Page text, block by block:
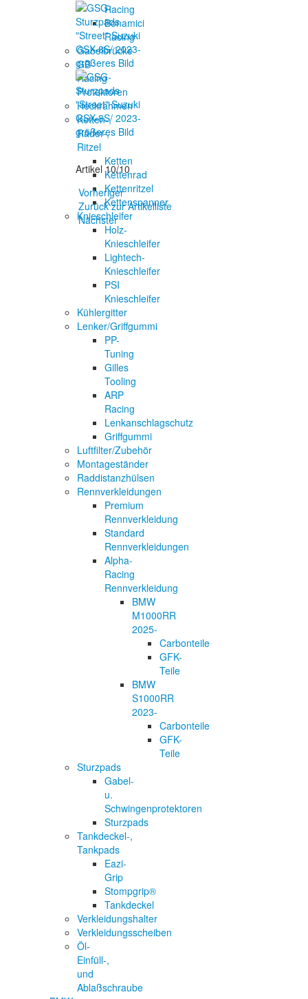
Racing
Bonamici
Racing
Gabelbrücke
GB-
Racing
Protektoren
Heckrahmen
Ketten-,
Räder-,
Ritzel
Ketten
Kettenrad
Kettenritzel
Kettenspanner
Knieschleifer
Holz-
Knieschleifer
Lightech-
Knieschleifer
PSI
Knieschleifer
Kühlergitter
Lenker/Griffgummi
PP-
Tuning
Gilles
Tooling
ARP
Racing
Lenkanschlagschutz
Griffgummi
Luftfilter/Zubehör
Montageständer
Raddistanzhülsen
Rennverkleidungen
Premium
Rennverkleidung
Standard
Rennverkleidungen
Alpha-
Racing
Rennverkleidung
BMW
M1000RR
2025-
Carbonteile
GFK-
Teile
BMW
S1000RR
2023-
Carbonteile
GFK-
Teile
Sturzpads
Gabel-
u.
Schwingenprotektoren
Sturzpads
Tankdeckel-,
Tankpads
Eazi-
Grip
Stompgrip®
Tankdeckel
Verkleidungshalter
Verkleidungsscheiben
Öl-
Einfüll-,
und
Ablaßschraube
größeres Bild
größeres Bild
Artikel 10/10
Vorheriger
Zurück zur Artikelliste
Nächster